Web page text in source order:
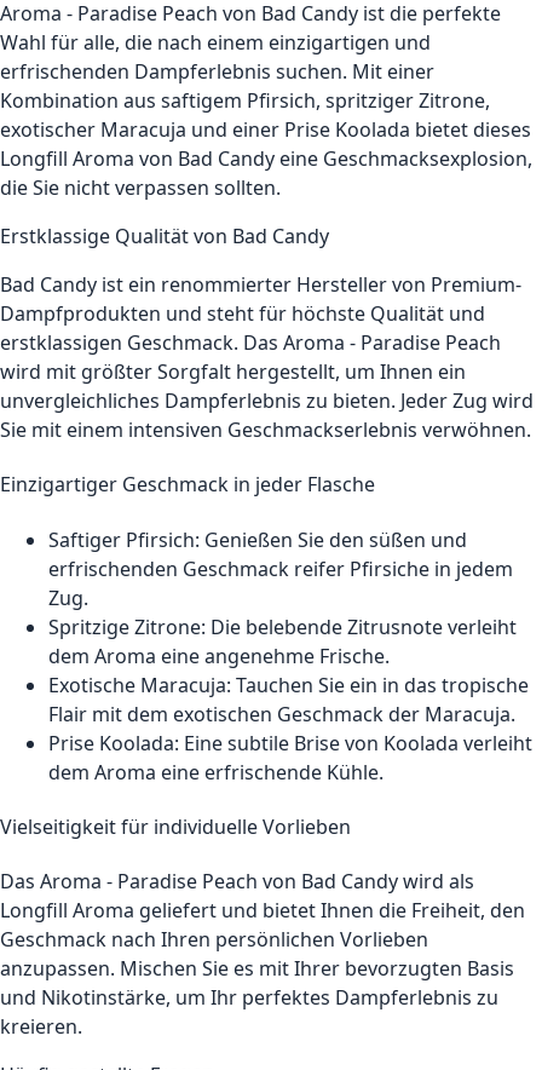
Aroma - Paradise Peach von Bad Candy ist die perfekte
Wahl für alle, die nach einem einzigartigen und
erfrischenden Dampferlebnis suchen. Mit einer
Kombination aus saftigem Pfirsich, spritziger Zitrone,
exotischer Maracuja und einer Prise Koolada bietet dieses
Longfill Aroma von Bad Candy eine Geschmacksexplosion,
die Sie nicht verpassen sollten.
Erstklassige Qualität von Bad Candy
Bad Candy ist ein renommierter Hersteller von Premium-
Dampfprodukten und steht für höchste Qualität und
erstklassigen Geschmack. Das Aroma - Paradise Peach
wird mit größter Sorgfalt hergestellt, um Ihnen ein
unvergleichliches Dampferlebnis zu bieten. Jeder Zug wird
Sie mit einem intensiven Geschmackserlebnis verwöhnen.
Einzigartiger Geschmack in jeder Flasche
Saftiger Pfirsich: Genießen Sie den süßen und
erfrischenden Geschmack reifer Pfirsiche in jedem
Zug.
Spritzige Zitrone: Die belebende Zitrusnote verleiht
dem Aroma eine angenehme Frische.
Exotische Maracuja: Tauchen Sie ein in das tropische
Flair mit dem exotischen Geschmack der Maracuja.
Prise Koolada: Eine subtile Brise von Koolada verleiht
dem Aroma eine erfrischende Kühle.
Vielseitigkeit für individuelle Vorlieben
Das Aroma - Paradise Peach von Bad Candy wird als
Longfill Aroma geliefert und bietet Ihnen die Freiheit, den
Geschmack nach Ihren persönlichen Vorlieben
anzupassen. Mischen Sie es mit Ihrer bevorzugten Basis
und Nikotinstärke, um Ihr perfektes Dampferlebnis zu
kreieren.